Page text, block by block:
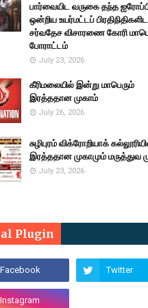
பார்வையிட வருகை தந்த
ஒன்றிய உயர்மட்டப்
சர்வதேச விசாரணை கோரி
போராட்டம்
July 23, 2026
கீரிமலையில் இன்று மாபெரும்
இரத்ததான முகாம்
July 26, 2026
சுழிபுரம் விக்ரோறியாக்
இரத்ததான முகாமும் மருத்துவ
July 23, 2026
Plugin